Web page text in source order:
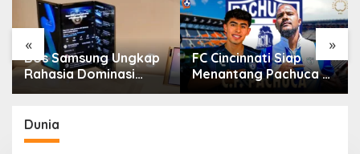
« »
Bos Samsung Ungkap
Rahasia Dominasi
Pasar HP Lipat,
Menghadapi Kasus
Keracunan MBG
FC Cincinnati Siap
Menantang Pachuca di
Leagues Cup:
Dunia